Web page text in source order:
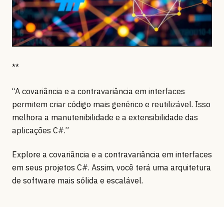
**
“A covariância e a contravariância em interfaces
permitem criar código mais genérico e reutilizável. Isso
melhora a manutenibilidade e a extensibilidade das
aplicações C#.”
Explore a covariância e a contravariância em interfaces
em seus projetos C#. Assim, você terá uma arquitetura
de software mais sólida e escalável.